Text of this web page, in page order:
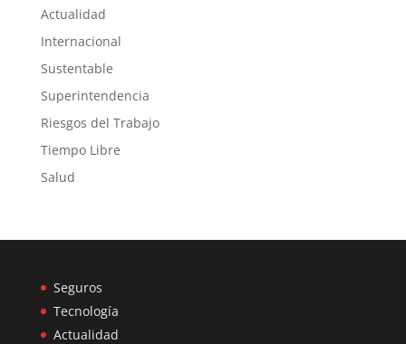
Actualidad
Internacional
Sustentable
Superintendencia
Riesgos del Trabajo
Tiempo Libre
Salud
Seguros
Tecnología
Actualidad